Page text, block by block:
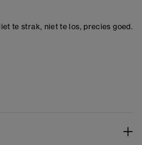
te strak, niet te los, precies goed.